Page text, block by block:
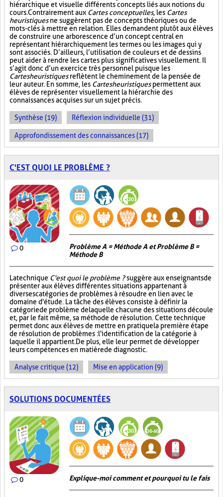
hiérarchique et visuelle différents concepts liés aux notions du
cours. Contrairement aux Cartes conceptuelles, les Cartes
heuristiquesne suggèrent pas de concepts théoriques ou de
mots-clés à mettre en relation. Elles demandent plutôt aux élèves
de construire une arborescence d’un concept central en
représentant hiérarchiquement les termes ou les images qui y
sont associés. D’ailleurs, l’utilisation de couleurs et de dessins
peut aider à rendre les cartes plus significatives visuellement. Il
s’agit donc d’un exercice très personnel puisque les
Cartes heuristiquesreflètent le cheminement de la pensée de
leur auteur. En somme, les Cartes heuristiquespermettent aux
élèves de représenter visuellement la hiérarchie des
connaissances acquises sur un sujet précis.
Synthèse (19) Réflexion individuelle (31)
Approfondissement des connaissances (17)
C'EST QUOI LE PROBLÈME ?
0
Problème A = Méthode A et Problème B =
Méthode B
La technique C'est quoi le problème ?suggère aux enseignants de
présenter aux élèves différentes situations appartenant à
diverses catégories de problèmes à résoudre en lien avec le
domaine d'étude. La tâche des élèves consiste à définir la
catégorie de problème de laquelle chacune des situations découle
et, par le fait même, sa méthode de résolution. Cette technique
permet donc aux élèves de mettre en pratique la première étape
de résolution de problèmes : l'identification de la catégorie à
laquelle il appartient. De plus, elle leur permet de développer
leurs compétences en matière de diagnostic.
Analyse critique (12) Mise en application (9)
SOLUTIONS DOCUMENTÉES
0 Explique-moi comment et pourquoi tu le fais